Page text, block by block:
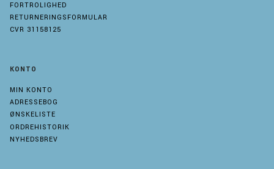
FORTROLIGHED
RETURNERINGSFORMULAR
CVR 31158125
KONTO
MIN KONTO
ADRESSEBOG
ØNSKELISTE
ORDREHISTORIK
NYHEDSBREV